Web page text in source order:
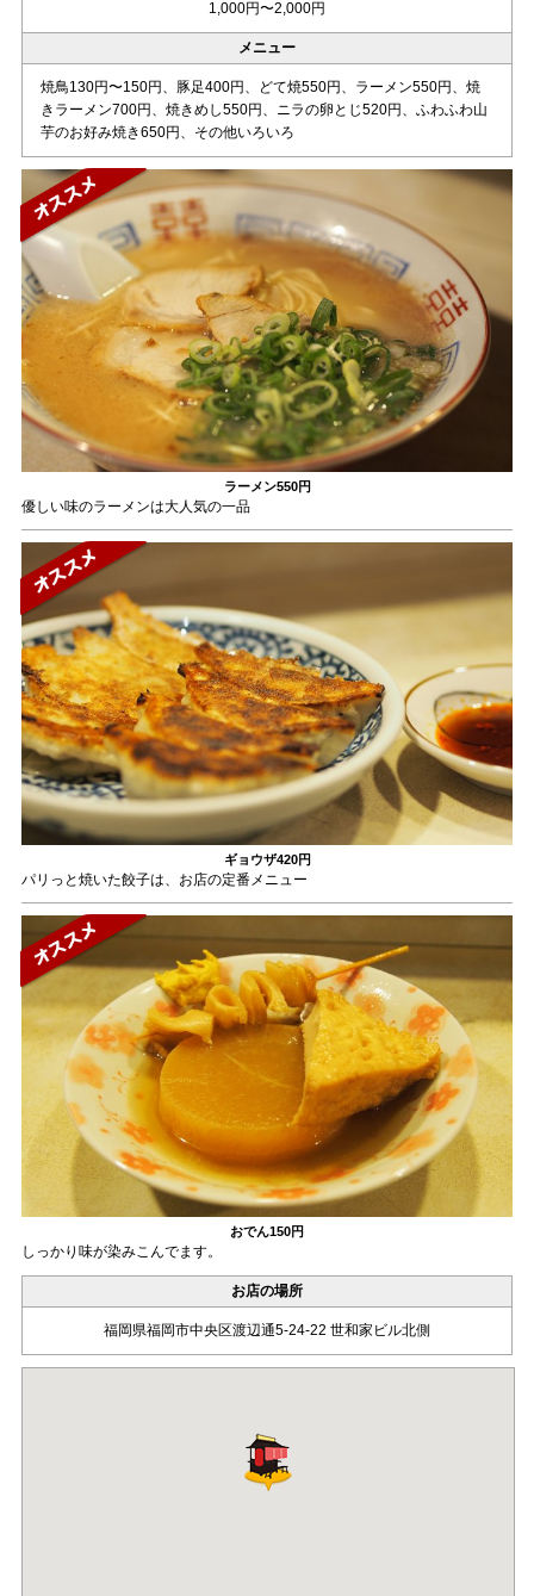
1,000円〜2,000円
メニュー
焼鳥130円〜150円、豚足400円、どて焼550円、ラーメン550円、焼
きラーメン700円、焼きめし550円、ニラの卵とじ520円、ふわふわ山
芋のお好み焼き650円、その他いろいろ
ラーメン550円
優しい味のラーメンは大人気の一品
ギョウザ420円
パリっと焼いた餃子は、お店の定番メニュー
おでん150円
しっかり味が染みこんでます。
お店の場所
福岡県福岡市中央区渡辺通5-24-22 世和家ビル北側